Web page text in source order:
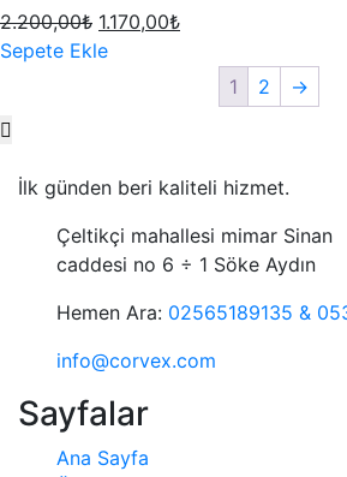
2.200,00₺ 1.170,00₺
Sepete Ekle
1
2 →
İlk günden beri kaliteli hizmet.
Çeltikçi mahallesi mimar Sinan
caddesi no 6 ÷ 1 Söke Aydın
Hemen Ara: 02565189135 &
info@corvex.com
Sayfalar
Ana Sayfa